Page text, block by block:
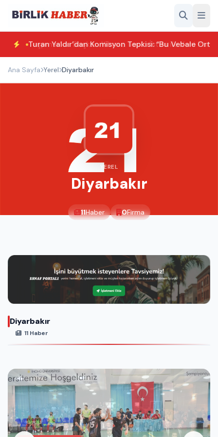
Turan Yaldır’dan Komisyon Tepkisi: “Bu Vebale
Ana Sayfa Yerel Diyarbakır
YEREL
Diyarbakır
11Haber 0Firma
Diyarbakır
11 Haber